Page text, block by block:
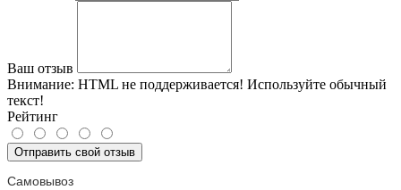
Ваш отзыв
Внимание: HTML не поддерживается! Используйте обычный
текст!
Рейтинг
Отправить свой отзыв
Самовывоз